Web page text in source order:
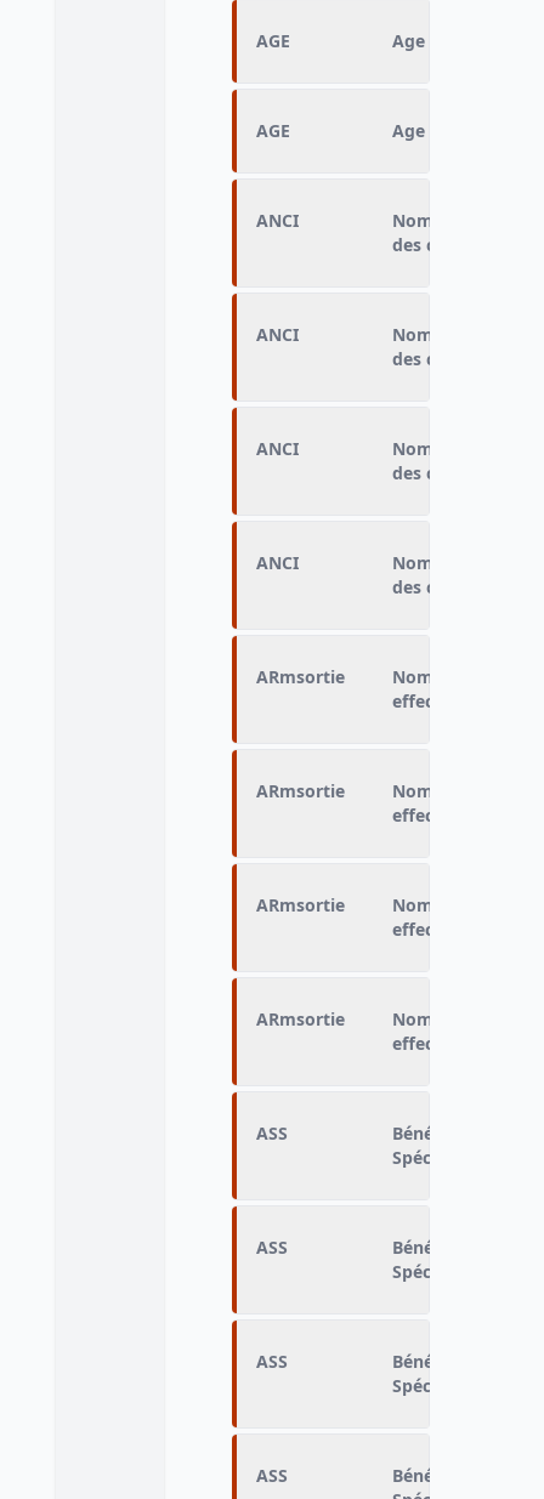
AGE Age
AGE Age
ANCI
Nombre de mois
des catégories A,
ANCI
Nombre de mois
des catégories A,
ANCI
Nombre de mois
des catégories A,
ANCI
Nombre de mois
des catégories A,
ARmsortie
Nombre
effectuées le
ARmsortie
Nombre
effectuées le
ARmsortie
Nombre
effectuées le
ARmsortie
Nombre
effectuées le
ASS
Bénéficiaires de
Spécifique
ASS
Bénéficiaires de
Spécifique
ASS
Bénéficiaires de
Spécifique
ASS
Bénéficiaires de